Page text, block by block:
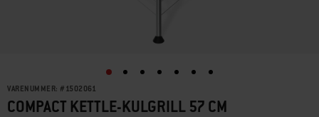
VARENUMMER: # 1502061
COMPACT KETTLE-KULGRILL 57 CM